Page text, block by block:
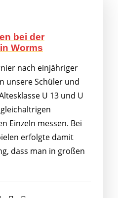
bei der
Worms
nach einjähriger
unsere Schüler und
U 13 und U
Einzeln messen. Bei
erfolgte damit
dass man in großen